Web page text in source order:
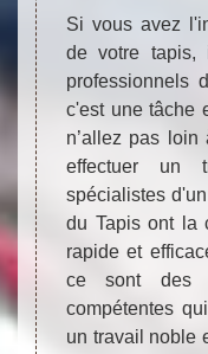
Si vous avez
de votre tapis,
professionnels
c'est une tâche
n’allez pas
effectuer un
spécialistes
du Tapis ont la
rapide et
ce sont des
compétentes
un travail noble